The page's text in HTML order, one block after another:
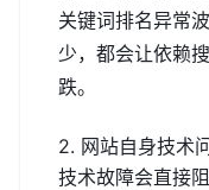
关键词排名异常
少，都会让依赖
跌。
2. 网站自身技术
技术故障会直接